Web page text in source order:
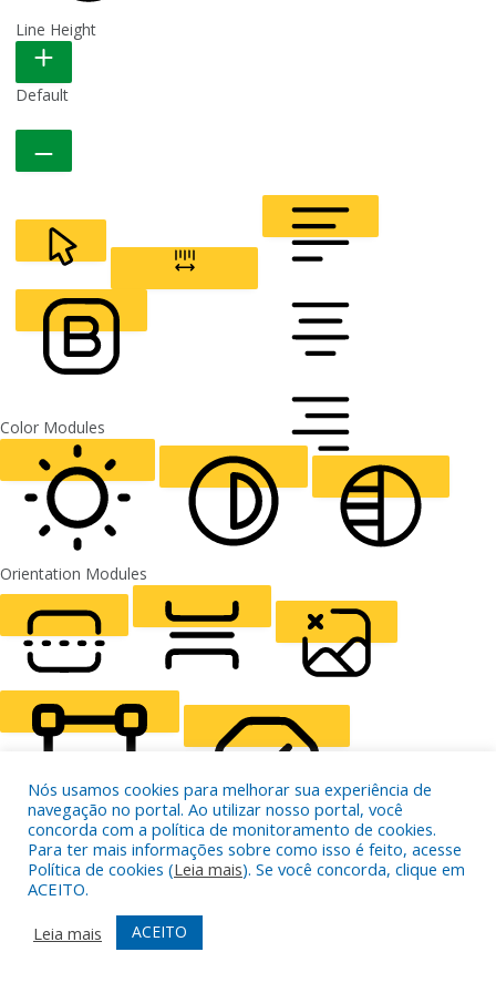
READABLE FONT
Default
CURSOR LETTER SPACING
ALIGN TEXT
LIGHT CONTRAST
Orientation Modules
READING LINE READING MASK HIDE IMAGES
HIGHLIGHT CONTENT STOP ANIMATIONS
Skip To Content
Nós usamos cookies para melhorar sua experiência de
navegação no portal. Ao utilizar nosso portal, você
concorda com a política de monitoramento de cookies.
Para ter mais informações sobre como isso é feito, acesse
Política de cookies (Leia mais). Se você concorda, clique em
ACEITO.
Leia mais
ACEITO